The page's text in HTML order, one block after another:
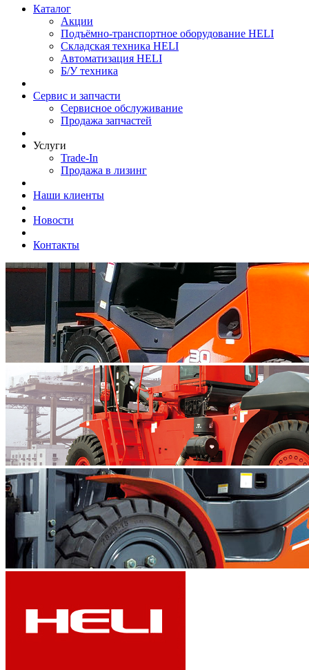
Каталог
Акции
Подъёмно-транспортное оборудование HELI
Складская техника HELI
Автоматизация HELI
Б/У техника
Сервис и запчасти
Сервисное обслуживание
Продажа запчастей
Услуги
Trade-In
Продажа в лизинг
Наши клиенты
Новости
Контакты